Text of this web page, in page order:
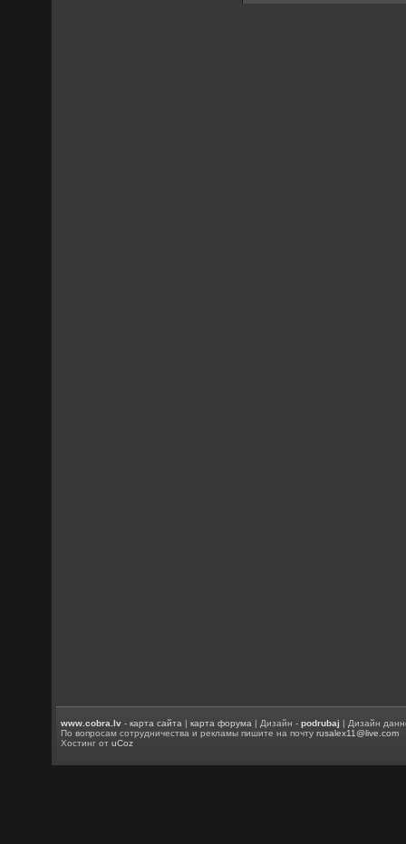
www.cobra.lv -карта сайта |карта форума | Дизайн -podrubaj | Дизайн
По вопросам сотрудничества и рекламы пишите на почтуrusalex11@live.com
Хостинг отuCoz